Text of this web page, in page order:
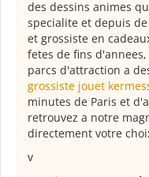
des dessins animes
specialite et depuis
et grossiste en
fetes de fins
parcs d'attraction a
grossiste jouet
minutes de Paris et
retrouvez a notre
directement votre
v